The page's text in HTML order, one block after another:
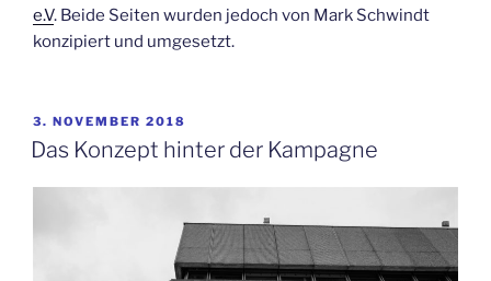
e.V. Beide Seiten wurden jedoch von Mark Schwindt
konzipiert und umgesetzt.
VERÖFFENTLICHT
AM
3. NOVEMBER 2018
Das Konzept hinter der Kampagne